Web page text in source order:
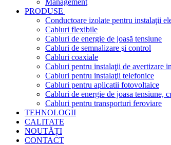
Management
PRODUSE
Conductoare izolate pentru instalaţii
Cabluri flexibile
Cabluri de energie de joasă tensiune
Cabluri de semnalizare şi control
Cabluri coaxiale
Cabluri pentru instalaţii de avertizare
Cabluri pentru instalaţii telefonice
Cabluri pentru aplicatii fotovoltaice
Cabluri de energie de joasa tensiune,
Cabluri pentru transporturi feroviare
TEHNOLOGII
CALITATE
NOUTĂȚI
CONTACT